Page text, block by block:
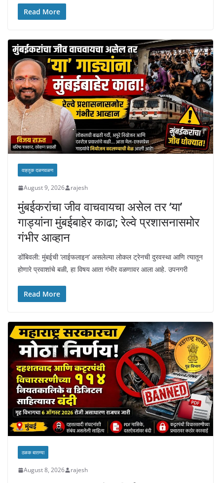
Read More
वाहतूक दळणवळण
August 9, 2026 rajesh
मुंबईकरांचा जीव वाचवायचा असेल तर ‘या’
गाड्यांना मुंबईबाहेर काढा; रेल्वे प्रशासनासमोर
गंभीर आव्हान
डोंबिवली: मुंबईची ‘लाईफलाइन’ असलेल्या लोकल ट्रेनची दुरवस्था आणि त्यातून
होणारे प्रवाशांचे बळी, हा विषय आता गंभीर वळणावर आला आहे. उपनगरी
Read More
ठळक बातम्या
August 8, 2026 rajesh